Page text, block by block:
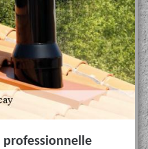
professionnelle